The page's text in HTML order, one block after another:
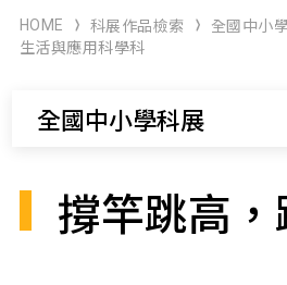
科學研習月刊
HOME 科展作品檢索
全國中小
生活與應用科學科
全國中小學科展
撐竿跳高，